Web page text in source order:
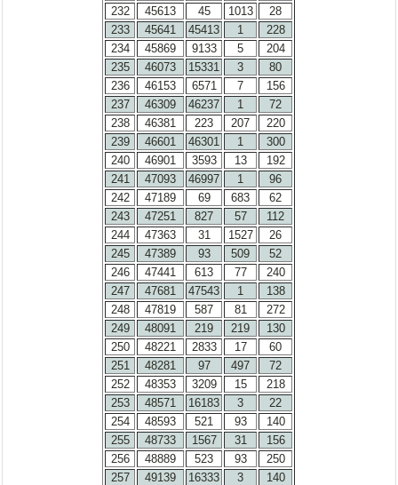
232
45613 45 1013
28
233
45641 45413 1
228
234
45869 9133 5
204
235
46073 15331 3
80
236
46153 6571 7
156
237
46309 46237 1
72
238
46381 223 207
220
239
46601 46301 1
300
240
46901 3593 13
192
241
47093 46997 1
96
242
47189 69 683
62
243
47251 827 57
112
244
47363 31 1527
26
245
47389 93 509
52
246
47441 613 77
240
247
47681 47543 1
138
248
47819 587 81
272
249
48091 219 219
130
250
48221 2833 17
60
251
48281 97 497
72
252
48353 3209 15
218
253
48571 16183 3
22
254
48593 521 93
140
255
48733 1567 31
156
256
48889 523 93
250
257
49139 16333 3
140